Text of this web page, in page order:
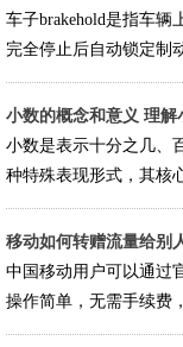
车子brakehold是指车辆
完全停止后自动锁定制
小数的概念和意义 理解
小数是表示十分之几、
种特殊表现形式，其核
移动如何转赠流量给别
中国移动用户可以通过
操作简单，无需手续费